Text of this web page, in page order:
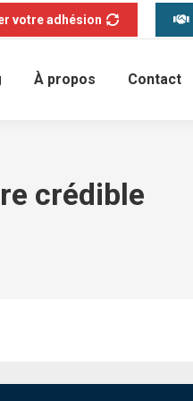
votre adhésion
À propos Contact
crédible